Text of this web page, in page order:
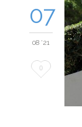
07
08 '21
Love
0